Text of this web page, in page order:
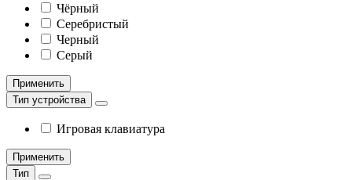
Чёрный
Серебристый
Черный
Серый
Применить
Тип устройства
Игровая клавиатура
Применить
Тип